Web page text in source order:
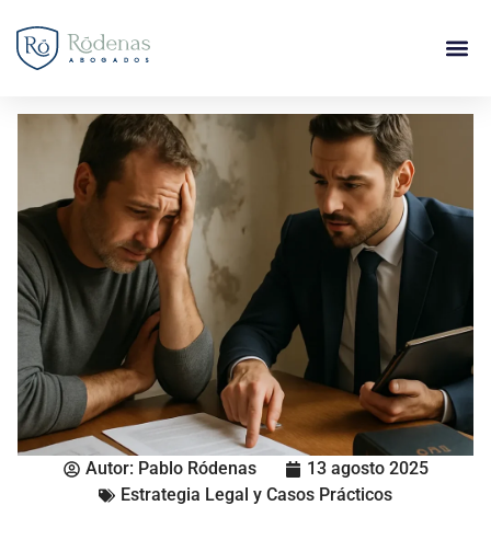
Autor: Pablo Ródenas
13 agosto 2025
Estrategia Legal y Casos Prácticos